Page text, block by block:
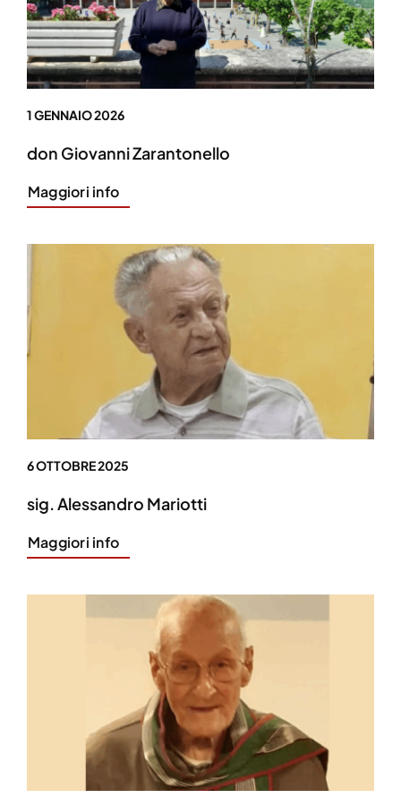
1 GENNAIO 2026
don Giovanni Zarantonello
Maggiori info
6 OTTOBRE 2025
sig. Alessandro Mariotti
Maggiori info